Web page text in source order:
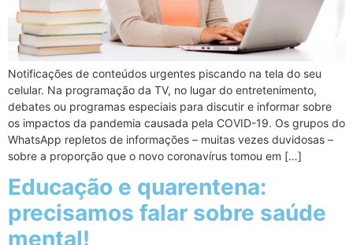
Notificações de conteúdos urgentes piscando na tela do seu
celular. Na programação da TV, no lugar do entretenimento,
debates ou programas especiais para discutir e informar sobre
os impactos da pandemia causada pela COVID-19. Os grupos do
WhatsApp repletos de informações – muitas vezes duvidosas –
sobre a proporção que o novo coronavírus tomou em […]
Educação e quarentena:
precisamos falar sobre saúde
mental!